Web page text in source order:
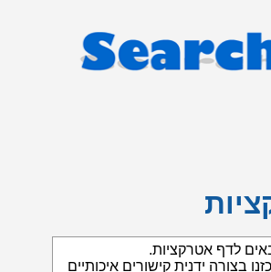
לדף אטרקציות.
בצורה ידנית קישורים איכותיים